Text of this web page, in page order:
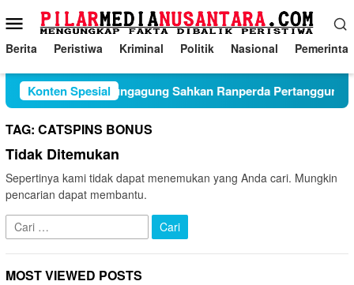
ke
konten
Menu
Mobile
Berita Peristiwa Kriminal Politik Nasional
Konten Spesial
DPRD Tulungagung Sahkan Ranperda Pertanggung
TAG: CATSPINS BONUS
Tidak Ditemukan
Sepertinya kami tidak dapat menemukan yang Anda cari. Mungkin
pencarian dapat membantu.
Cari
untuk:
MOST VIEWED POSTS